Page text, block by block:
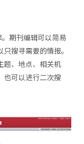
期刊编辑可以简易
搜寻需要的情报。
题、地点、相关机
也可以进行二次搜